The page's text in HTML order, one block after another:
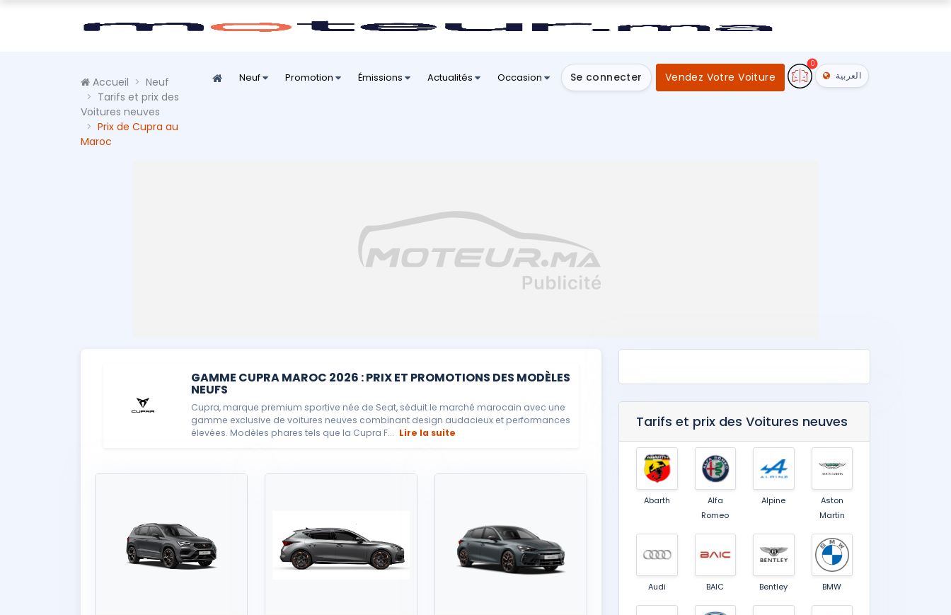
Neuf Promotion Émissions Actualités Occasion Se connecter Vendez Votre Voiture
0
العربية Accueil
Neuf
Tarifs et prix des
Voitures neuves
Prix de Cupra au
Maroc
GAMME CUPRA MAROC 2026 : PRIX ET PROMOTIONS DES MODÈLES
NEUFS
Cupra, marque premium sportive née de Seat, séduit le marché marocain avec une
gamme exclusive de voitures neuves combinant design audacieux et performances
élevées. Modèles phares tels que la Cupra F... Lire la suite
Tarifs et prix des Voitures neuves
Abarth
Alfa
Romeo
Alpine
Aston
Martin
Audi BAIC Bentley BMW